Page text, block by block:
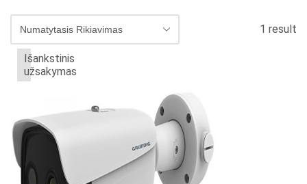
1 result
Išankstinis
užsakymas